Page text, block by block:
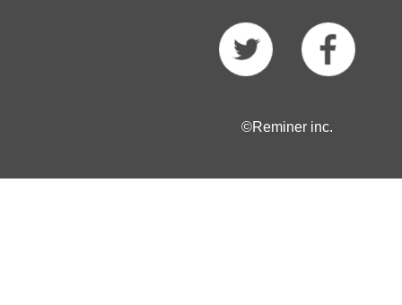
©Reminer inc.